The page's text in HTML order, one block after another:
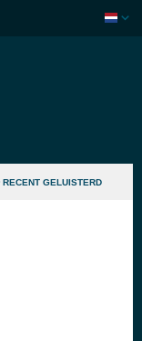
RECENT GELUISTERD